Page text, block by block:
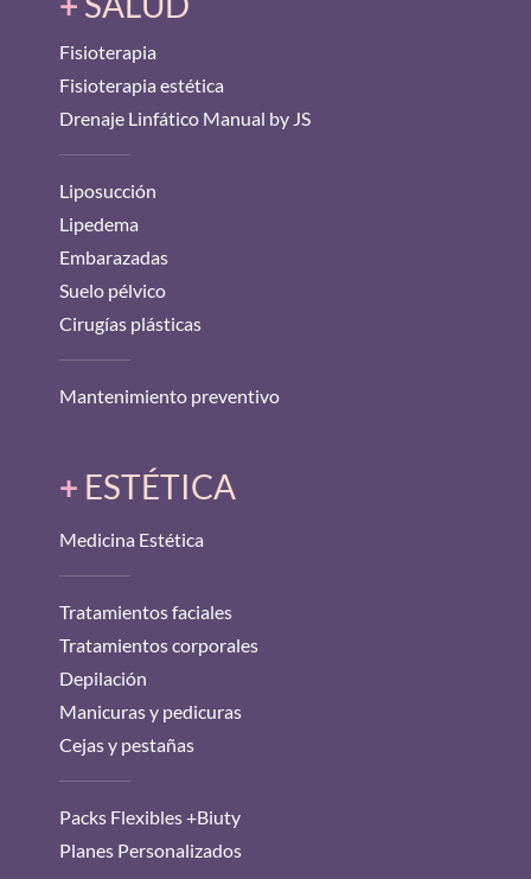
Fisioterapia
Fisioterapia estética
Drenaje Linfático Manual by JS
Liposucción
Lipedema
Embarazadas
Suelo pélvico
Cirugías plásticas
Mantenimiento preventivo
+ ESTÉTICA
Medicina Estética
Tratamientos faciales
Tratamientos corporales
Depilación
Manicuras y pedicuras
Cejas y pestañas
Packs Flexibles +Biuty
Planes Personalizados